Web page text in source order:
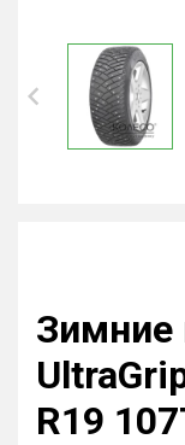
Зимние
R19